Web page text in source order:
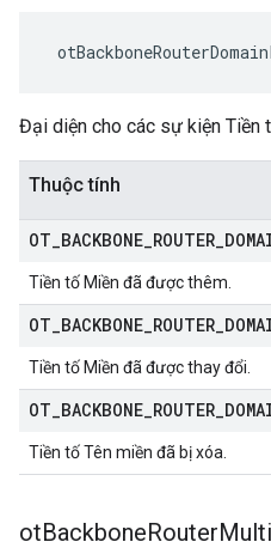
Đại diện cho các sự kiện Tiền
Thuộc tính
OT BACKBONE ROUTER
Tiền tố Miền đã được thêm.
OT BACKBONE ROUTER
Tiền tố Miền đã được thay đổi.
OT BACKBONE ROUTER
Tiền tố Tên miền đã bị xóa.
otBackboneRouter